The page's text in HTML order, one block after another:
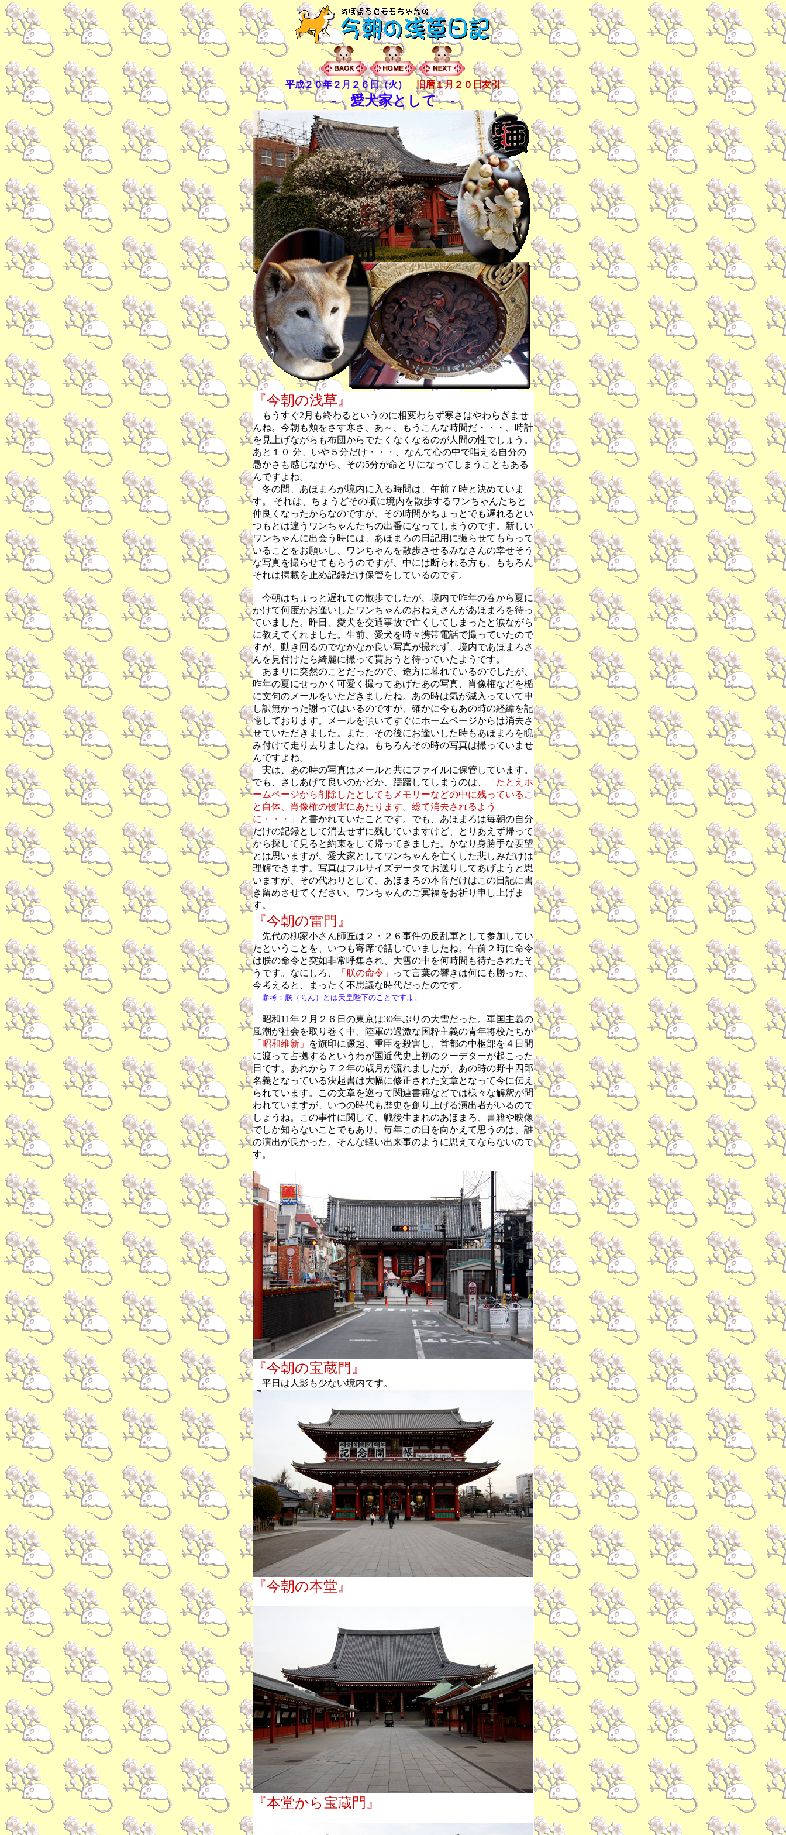
平成２０年２月２６日（火） 旧暦１月２０日友引
- 愛犬家として -
『今朝の浅草』
もうすぐ2月も終わるというのに相変わらず寒さはやわらぎませ
んね。今朝も頬をさす寒さ、あ～、もうこんな時間だ・・・、時計
を見上げながらも布団からでたくなくなるのが人間の性でしょう。
あと１０ 分、いや５分だけ・・・、なんて心の中で唱える自分の
愚かさも感じながら、その5分が命とりになってしまうこともある
んですよね。
冬の間、あほまろが境内に入る時間は、午前７時と決めていま
す。 それは、ちょうどその頃に境内を散歩するワンちゃんたちと
仲良くなったからなのですが、その時間がちょっとでも遅れるとい
つもとは違うワンちゃんたちの出番になってしまうのです。新しい
ワンちゃんに出会う時には、あほまろの日記用に撮らせてもらって
いることをお願いし、ワンちゃんを散歩させるみなさんの幸せそう
な写真を撮らせてもらうのですが、中には断られる方も、もちろん
それは掲載を止め記録だけ保管をしているのです。
今朝はちょっと遅れての散歩でしたが、境内で昨年の春から夏に
かけて何度かお逢いしたワンちゃんのおねえさんがあほまろを待っ
ていました。昨日、愛犬を交通事故で亡くしてしまったと涙ながら
に教えてくれました。生前、愛犬を時々携帯電話で撮っていたので
すが、動き回るのでなかなか良い写真が撮れず、境内であほまろさ
んを見付けたら綺麗に撮って貰おうと待っていたようです。
あまりに突然のことだったので、途方に暮れているのでしたが、
昨年の夏にせっかく可愛く撮ってあげたあの写真、肖像権などを楯
に文句のメールをいただきましたね。あの時は気が滅入っていて申
し訳無かった謝ってはいるのですが、確かに今もあの時の経緯を記
憶しております。メールを頂いてすぐにホームページからは消去さ
せていただきました。また、その後にお逢いした時もあほまろを睨
み付けて走り去りましたね。もちろんその時の写真は撮っていませ
んですよね。
実は、あの時の写真はメールと共にファイルに保管しています。
でも、さしあげて良いのかどか、躊躇してしまうのは、
「たとえホ
ームページから削除したとしてもメモリーなどの中に残っているこ
と自体、肖像権の侵害にあたります。総て消去されるよう
に・・・」
と書かれていたことです。でも、あほまろは毎朝の自分
だけの記録として消去せずに残していますけど、とりあえず帰って
から探して見ると約束をして帰ってきました。かなり身勝手な要望
とは思いますが、愛犬家としてワンちゃんを亡くした悲しみだけは
理解できます。写真はフルサイズデータでお送りしてあげようと思
いますが、その代わりとして、あほまろの本音だけはこの日記に書
き留めさせてください。ワンちゃんのご冥福をお祈り申し上げま
す。
『今朝の雷門』
先代の柳家小さん師匠は２・２６事件の反乱軍として参加してい
たということを、いつも寄席で話していましたね。午前２時に命令
は朕の命令と突如非常呼集され、大雪の中を何時間も待たされたそ
うです。なにしろ、
「朕の命令」
って言葉の響きは何にも勝った、
今考えると、まったく不思議な時代だったのです。
参考：朕（ちん）とは天皇陛下のことですよ。
昭和11年２月２６日の東京は30年ぶりの大雪だった。軍国主義の
風潮が社会を取り巻く中、陸軍の過激な国粋主義の青年将校たちが
「昭和維新」
を旗印に蹶起、重臣を殺害し、首都の中枢部を４日間
に渡って占拠するというわが国近代史上初のクーデターが起こった
日です。あれから７２年の歳月が流れましたが、あの時の野中四郎
名義となっている決起書は大幅に修正された文章となって今に伝え
られています。この文章を巡って関連書籍などでは様々な解釈が問
われていますが、いつの時代も歴史を創り上げる演出者がいるので
しょうね。この事件に関して、戦後生まれのあほまろ、書籍や映像
でしか知らないことでもあり、毎年この日を向かえて思うのは、誰
の演出が良かった。そんな軽い出来事のように思えてならないので
す。
『今朝の宝蔵門』
平日は人影も少ない境内です。
『今朝の本堂』
『本堂から宝蔵門』